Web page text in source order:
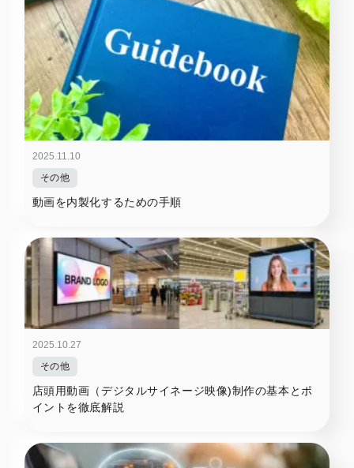
2025.11.10
その他
動画を内製化するための手順
2025.10.27
その他
店頭用動画（デジタルサイネージ映像)制作の基本とポ
イントを徹底解説